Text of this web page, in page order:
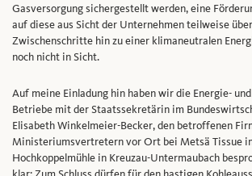
Gasversorgung sichergestellt werden, eine
auf diese aus Sicht der Unternehmen teilweise
Zwischenschritte hin zu einer klimaneutralen
noch nicht in Sicht.
Auf meine Einladung hin haben wir die Energie-
Betriebe mit der Staatssekretärin im
Elisabeth Winkelmeier-Becker, den betroffenen
Ministeriumsvertretern vor Ort bei Metsä Tissue
Hochkoppelmühle in Kreuzau-Untermaubach